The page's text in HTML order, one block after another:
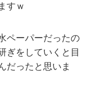
すｗ
ペーパーだったの
ぎをしていくと目
だったと思いま